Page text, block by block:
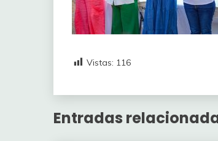
Vistas: 116
Entradas